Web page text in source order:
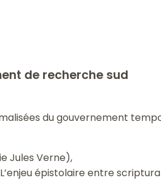
de recherche sud
du gouvernement
Jules Verne),
épistolaire entre